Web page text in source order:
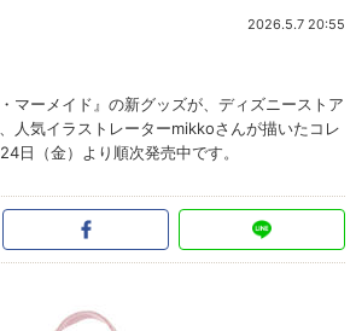
2026.5.7 20:55
マーメイド』の新グッズが、ディズニーストア
人気イラストレーターmikkoさんが描いたコレ
日（金）より順次発売中です。